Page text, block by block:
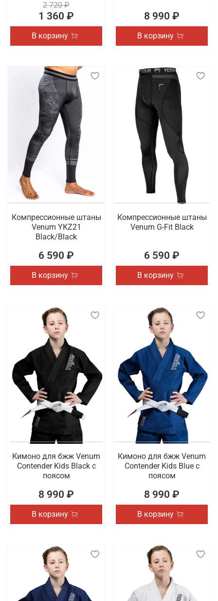
2 720 ₽
1 360 ₽
В корзину
8 990 ₽
В корзину
Компрессионные штаны
Venum YKZ21
Black/Black
6 590 ₽
В корзину
Компрессионные штаны
Venum G-Fit Black
6 590 ₽
В корзину
Кимоно для бжж Venum
Contender Kids Black с
поясом
8 990 ₽
В корзину
Кимоно для бжж Venum
Contender Kids Blue с
поясом
8 990 ₽
В корзину